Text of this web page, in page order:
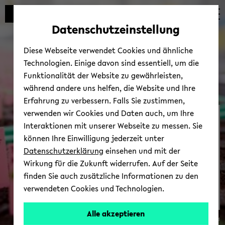
Automatische
vermeiden
zum
wechseln
zum
wechseln
zum
wechseln
De­zer­nat FFT
© Uni­ver­si­tät Bie­le­feld
Datenschutzeinstellung
Diese Webseite verwendet Cookies und ähnliche
Technologien. Einige davon sind essentiell, um die
Funktionalität der Website zu gewährleisten,
während andere uns helfen, die Website und Ihre
Erfahrung zu verbessern. Falls Sie zustimmen,
verwenden wir Cookies und Daten auch, um Ihre
Interaktionen mit unserer Webseite zu messen. Sie
können Ihre Einwilligung jederzeit unter
Datenschutzerklärung einsehen und mit der
Wirkung für die Zukunft widerrufen. Auf der Seite
finden Sie auch zusätzliche Informationen zu den
verwendeten Cookies und Technologien.
Alle akzeptieren